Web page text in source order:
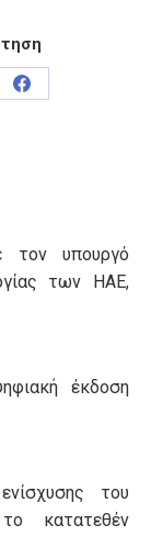
Share
τον υπουργό
των ΗΑΕ,
έκδοση
του
κατατεθέν